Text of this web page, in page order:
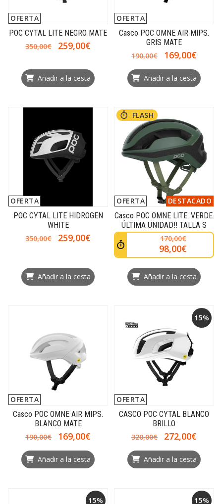
OFERTA
POC CYTAL LITE NEGRO MATE
350,00€
259,00€
Añadir a la cesta
OFERTA
Casco POC OMNE AIR MIPS.
GRIS MATE
190,00€
169,00€
Añadir a la cesta
OFERTA
POC CYTAL LITE HIDROGEN
WHITE
350,00€
259,00€
Añadir a la cesta
OFERTA DESTACADO
FLASH
Casco POC OMNE LITE. VERDE.
ÚLTIMA UNIDAD!! TALLA S
170,00€
98,00€
Añadir a la cesta
OFERTA
Casco POC OMNE AIR MIPS.
BLANCO MATE
190,00€
169,00€
Añadir a la cesta
15%
OFERTA
CASCO POC CYTAL BLANCO
BRILLO
320,00€
272,00€
Añadir a la cesta
15% 15%